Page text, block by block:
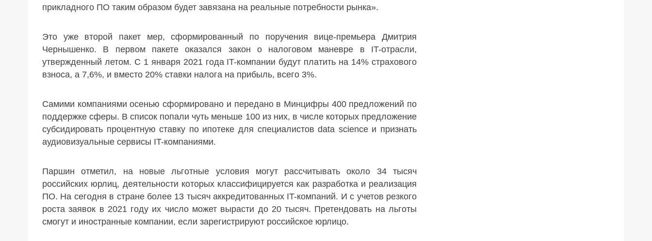
прикладного ПО таким образом будет завязана на реальные потребности рынка».
Это уже второй пакет мер, сформированный по поручения вице-премьера Дмитрия
Чернышенко. В первом пакете оказался закон о налоговом маневре в IT-отрасли,
утвержденный летом. С 1 января 2021 года IT-компании будут платить на 14% страхового
взноса, а 7,6%, и вместо 20% ставки налога на прибыль, всего 3%.
Самими компаниями осенью сформировано и передано в Минцифры 400 предложений по
поддержке сферы. В список попали чуть меньше 100 из них, в числе которых предложение
субсидировать процентную ставку по ипотеке для специалистов data science и признать
аудиовизуальные сервисы IT-компаниями.
Паршин отметил, на новые льготные условия могут рассчитывать около 34 тысяч
российских юрлиц, деятельности которых классифицируется как разработка и реализация
ПО. На сегодня в стране более 13 тысяч аккредитованных IT-компаний. И с учетов резкого
роста заявок в 2021 году их число может вырасти до 20 тысяч. Претендовать на льготы
смогут и иностранные компании, если зарегистрируют российское юрлицо.